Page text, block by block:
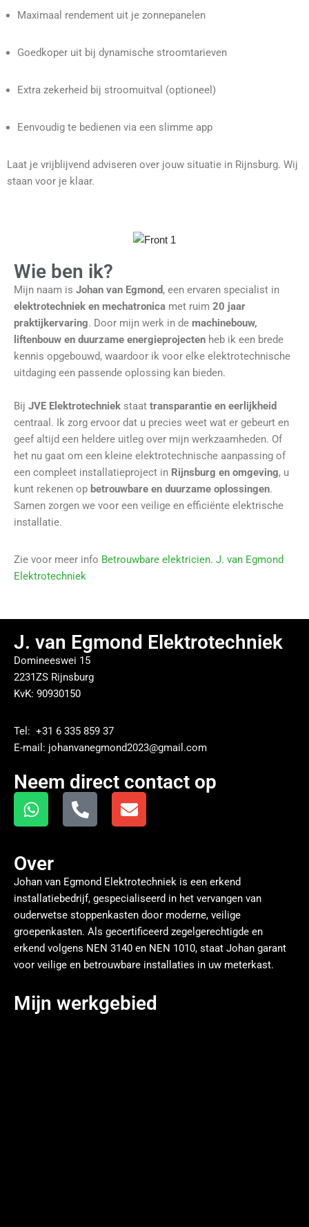
Maximaal rendement uit je zonnepanelen
Goedkoper uit bij dynamische stroomtarieven
Extra zekerheid bij stroomuitval (optioneel)
Eenvoudig te bedienen via een slimme app
Laat je vrijblijvend adviseren over jouw situatie in Rijnsburg. Wij
staan voor je klaar.
Wie ben ik?
Mijn naam is Johan van Egmond, een ervaren specialist in
elektrotechniek en mechatronica met ruim 20 jaar
praktijkervaring. Door mijn werk in de machinebouw,
liftenbouw en duurzame energieprojecten heb ik een brede
kennis opgebouwd, waardoor ik voor elke elektrotechnische
uitdaging een passende oplossing kan bieden.
Bij JVE Elektrotechniek staat transparantie en eerlijkheid
centraal. Ik zorg ervoor dat u precies weet wat er gebeurt en
geef altijd een heldere uitleg over mijn werkzaamheden. Of
het nu gaat om een kleine elektrotechnische aanpassing of
een compleet installatieproject in Rijnsburg en omgeving, u
kunt rekenen op betrouwbare en duurzame oplossingen.
Samen zorgen we voor een veilige en efficiënte elektrische
installatie.
Zie voor meer info Betrouwbare elektricien. J. van Egmond
Elektrotechniek
J. van Egmond Elektrotechniek
Domineeswei 15
2231ZS Rijnsburg
KvK: 90930150
Tel: +31 6 335 859 37
E-mail: johanvanegmond2023@gmail.com
Neem direct contact op
Over
Johan van Egmond Elektrotechniek is een erkend
installatiebedrijf, gespecialiseerd in het vervangen van
ouderwetse stoppenkasten door moderne, veilige
groepenkasten. Als gecertificeerd zegelgerechtigde en
erkend volgens NEN 3140 en NEN 1010, staat Johan garant
voor veilige en betrouwbare installaties in uw meterkast.
Mijn werkgebied